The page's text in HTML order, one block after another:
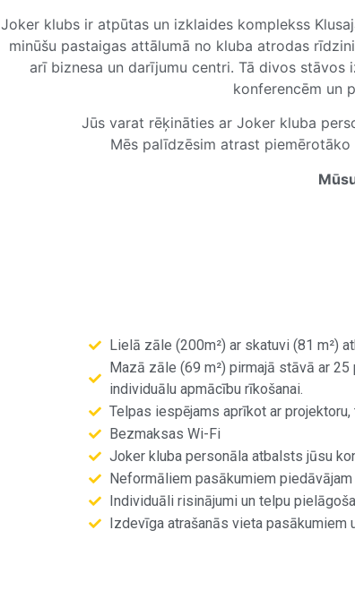
Joker klubs ir atpūtas un izklaides komplekss
minūšu pastaigas attālumā no kluba atrodas
arī biznesa un darījumu centri. Tā divos
konferencēm un
Jūs varat rēķināties ar Joker kluba
Mēs palīdzēsim atrast
Lielā zāle (200m²) ar skatuvi (81 m²)
Mazā zāle (69 m²) pirmajā stāvā ar
individuālu apmācību rīkošanai.
Telpas iespējams aprīkot ar
Bezmaksas Wi-Fi
Joker kluba personāla atbalsts jūsu
Neformāliem pasākumiem piedāvājam
Individuāli risinājumi un telpu
Izdevīga atrašanās vieta pasākumiem